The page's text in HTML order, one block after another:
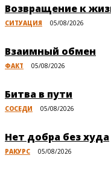
Возвращение к
СИТУАЦИЯ 05/08/2026
Взаимный обмен
ФАКТ 05/08/2026
Битва в пути
СОСЕДИ 05/08/2026
Нет добра без худа
РАКУРС 05/08/2026